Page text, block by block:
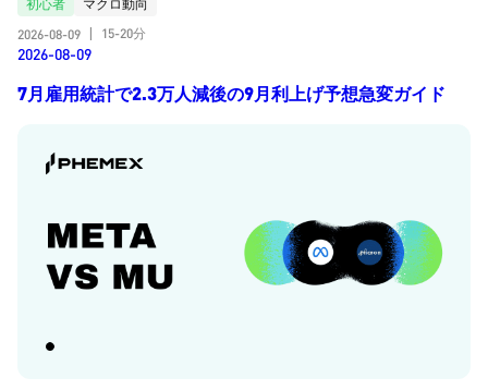
初心者
マクロ動向
2026-08-09
15-20分
2026-08-09
7月雇用統計で2.3万人減後の9月利上げ予想急変ガイド